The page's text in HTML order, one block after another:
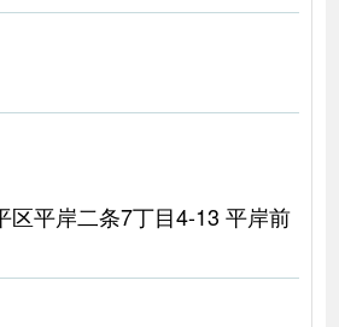
区平岸二条7丁目4-13 平岸前